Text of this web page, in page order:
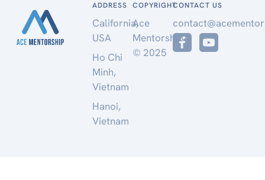
ADDRESS
California,
USA
Ho Chi
Minh,
Vietnam
Hanoi,
Vietnam
COPYRIGHT
Ace
Mentorship
© 2025
CONTACT US